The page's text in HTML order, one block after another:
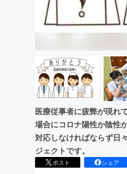
医療従事者に疲弊が現れ
場合にコロナ陽性か陰性
対応しなければならず日
ジェクトです。
ポスト シェア